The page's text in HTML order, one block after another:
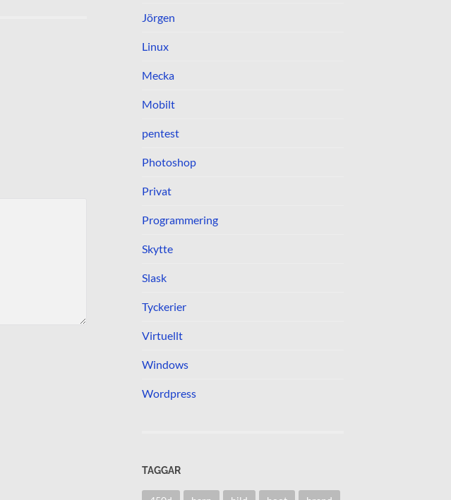
Jörgen
Linux
Mecka
Mobilt
pentest
Photoshop
Privat
Programmering
Skytte
Slask
Tyckerier
Virtuellt
Windows
Wordpress
TAGGAR